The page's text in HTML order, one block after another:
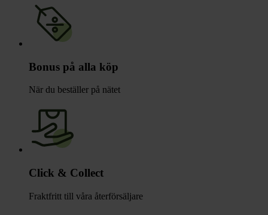
Bonus på alla köp
När du beställer på nätet
Click & Collect
Fraktfritt till våra återförsäljare